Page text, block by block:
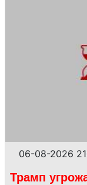
06-08-2026
Трамп